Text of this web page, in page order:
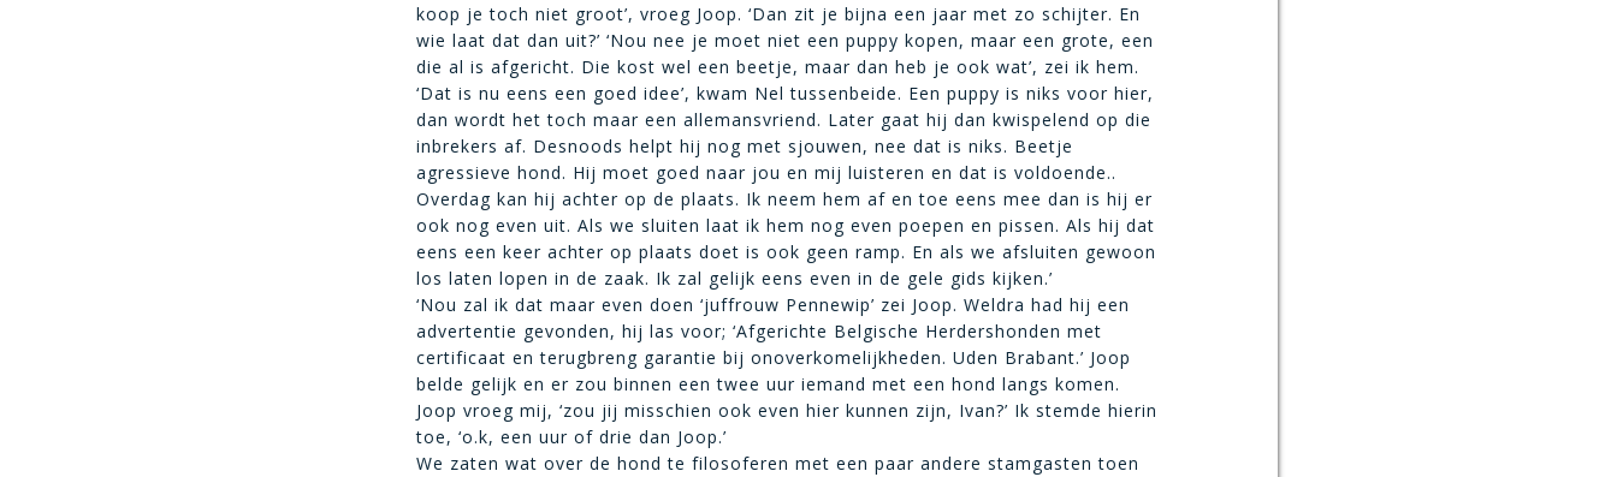
koop je toch niet groot’, vroeg Joop. ‘Dan zit je bijna een jaar met zo schijter. En
wie laat dat dan uit?’ ‘Nou nee je moet niet een puppy kopen, maar een grote, een
die al is afgericht. Die kost wel een beetje, maar dan heb je ook wat’, zei ik hem.
‘Dat is nu eens een goed idee’, kwam Nel tussenbeide. Een puppy is niks voor hier,
dan wordt het toch maar een allemansvriend. Later gaat hij dan kwispelend op die
inbrekers af. Desnoods helpt hij nog met sjouwen, nee dat is niks. Beetje
agressieve hond. Hij moet goed naar jou en mij luisteren en dat is voldoende..
Overdag kan hij achter op de plaats. Ik neem hem af en toe eens mee dan is hij er
ook nog even uit. Als we sluiten laat ik hem nog even poepen en pissen. Als hij dat
eens een keer achter op plaats doet is ook geen ramp. En als we afsluiten gewoon
los laten lopen in de zaak. Ik zal gelijk eens even in de gele gids kijken.’
‘Nou zal ik dat maar even doen ‘juffrouw Pennewip’ zei Joop. Weldra had hij een
advertentie gevonden, hij las voor; ‘Afgerichte Belgische Herdershonden met
certificaat en terugbreng garantie bij onoverkomelijkheden. Uden Brabant.’ Joop
belde gelijk en er zou binnen een twee uur iemand met een hond langs komen.
Joop vroeg mij, ‘zou jij misschien ook even hier kunnen zijn, Ivan?’ Ik stemde hierin
toe, ‘o.k, een uur of drie dan Joop.’
We zaten wat over de hond te filosoferen met een paar andere stamgasten toen